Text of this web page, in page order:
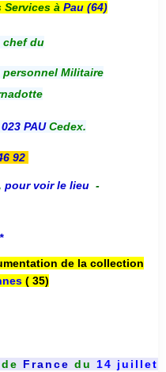
Services à Pau (64)
chef du
personnel Militaire
PAUCedex.
92
pour voir le lieu -
de la collection
( 35)
France du 14 juillet